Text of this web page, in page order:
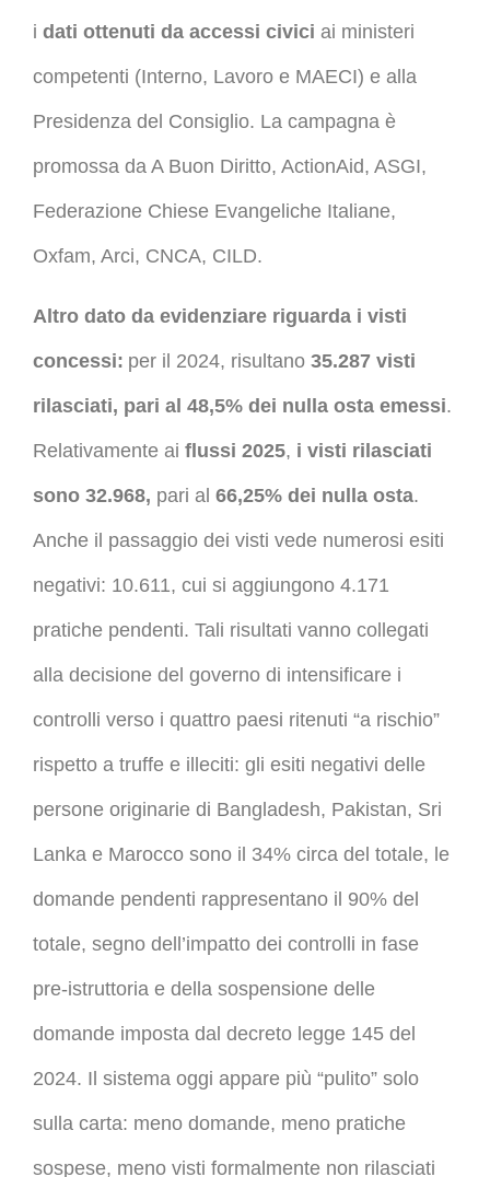
i dati ottenuti da accessi civici ai ministeri
competenti (Interno, Lavoro e MAECI) e alla
Presidenza del Consiglio. La campagna è
promossa da A Buon Diritto, ActionAid, ASGI,
Federazione Chiese Evangeliche Italiane,
Oxfam, Arci, CNCA, CILD.
Altro dato da evidenziare riguarda i visti
concessi: per il 2024, risultano 35.287 visti
rilasciati, pari al 48,5% dei nulla osta emessi.
Relativamente ai flussi 2025, i visti rilasciati
sono 32.968, pari al 66,25% dei nulla osta.
Anche il passaggio dei visti vede numerosi esiti
negativi: 10.611, cui si aggiungono 4.171
pratiche pendenti. Tali risultati vanno collegati
alla decisione del governo di intensificare i
controlli verso i quattro paesi ritenuti “a rischio”
rispetto a truffe e illeciti: gli esiti negativi delle
persone originarie di Bangladesh, Pakistan, Sri
Lanka e Marocco sono il 34% circa del totale, le
domande pendenti rappresentano il 90% del
totale, segno dell’impatto dei controlli in fase
pre-istruttoria e della sospensione delle
domande imposta dal decreto legge 145 del
2024. Il sistema oggi appare più “pulito” solo
sulla carta: meno domande, meno pratiche
sospese, meno visti formalmente non rilasciati